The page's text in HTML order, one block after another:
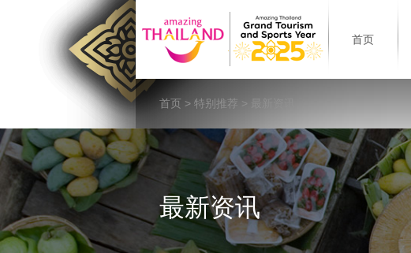
首页
首页 > 特别推荐 > 最新资讯
最新资讯